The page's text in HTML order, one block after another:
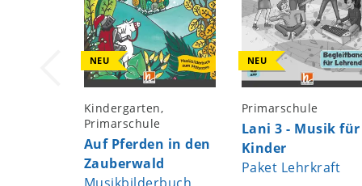
NEU
Kindergarten,
Primarschule
Auf Pferden in den
Zauberwald
NEU
Primarschule
Lani 3 - Musik für
Kinder
Paket Lehrkraft